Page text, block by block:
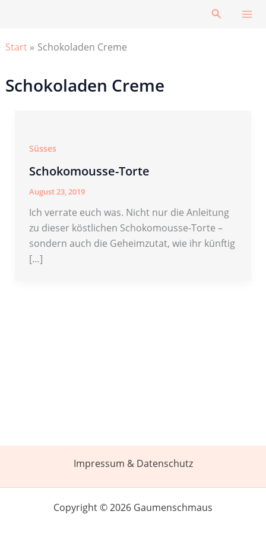
Suchen
Start Schokoladen Creme
Schokoladen Creme
Süsses
Schokomousse-Torte
August 23, 2019
Ich verrate euch was. Nicht nur die Anleitung
zu dieser köstlichen Schokomousse-Torte –
sondern auch die Geheimzutat, wie ihr künftig
[…]
Impressum & Datenschutz
Copyright © 2026 Gaumenschmaus